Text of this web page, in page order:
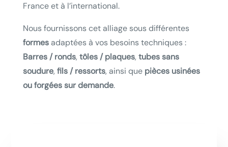
France et à l’international.
Nous fournissons cet alliage sous différentes
formesadaptées à vos besoins techniques :
Barres / ronds, tôles / plaques, tubes sans
soudure, fils / ressorts, ainsi que pièces usinées
ou forgées sur demande.